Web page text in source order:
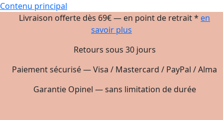
Contenu principal
Livraison offerte dès 69€ — en point de retrait * en
savoir plus
Retours sous 30 jours
Paiement sécurisé — Visa / Mastercard / PayPal / Alma
Garantie Opinel — sans limitation de durée